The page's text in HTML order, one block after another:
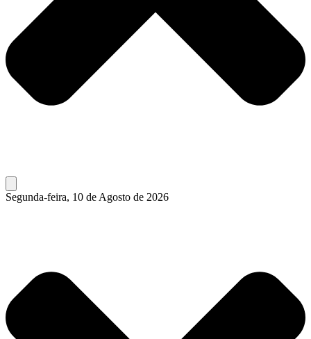
Segunda-feira, 10 de Agosto de 2026